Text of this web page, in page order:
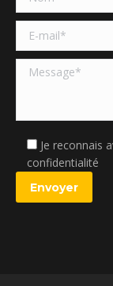
Je reconnais
confidentialité